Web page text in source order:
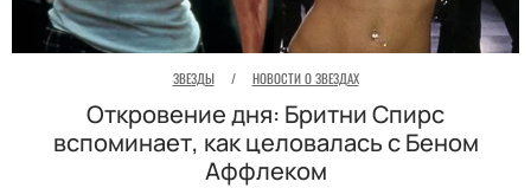
ЗВЕЗДЫ / НОВОСТИ О ЗВЕЗДАХ
Откровение дня: Бритни Спирс
вспоминает, как целовалась с Беном
Аффлеком